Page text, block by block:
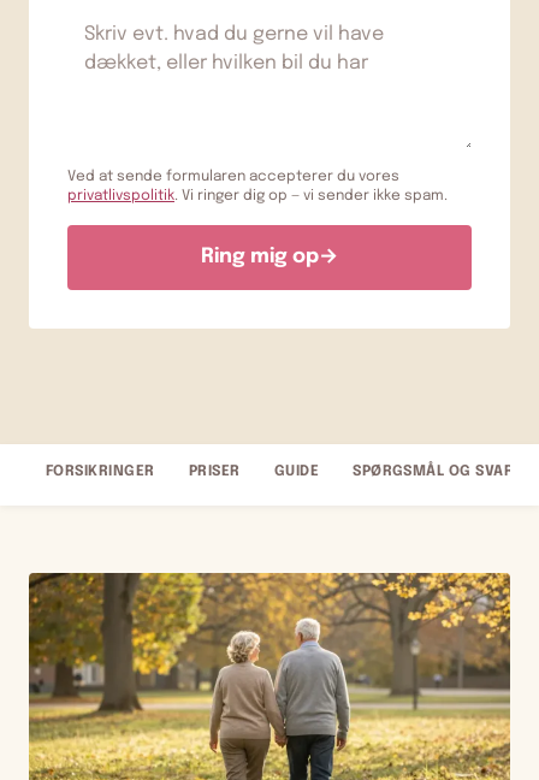
Ved at sende formularen accepterer du vores
privatlivspolitik. Vi ringer dig op — vi sender ikke spam.
Ring mig op→
FORSIKRINGER PRISER GUIDE SPØRGSMÅL OG SVAR